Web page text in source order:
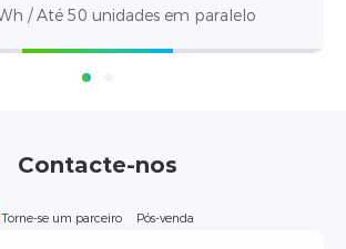
14.336 kWh / Classificação de proteção IP65
Contacte-nos
Torne-se um parceiro Pós-venda